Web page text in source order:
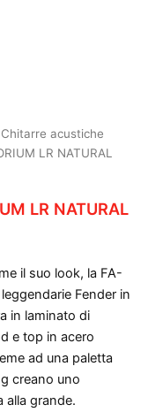
Chitarre acustiche
LR NATURAL
LR NATURAL
il suo look, la FA-
Fender in
in laminato di
e top in acero
ad una paletta
creano uno
alla grande.